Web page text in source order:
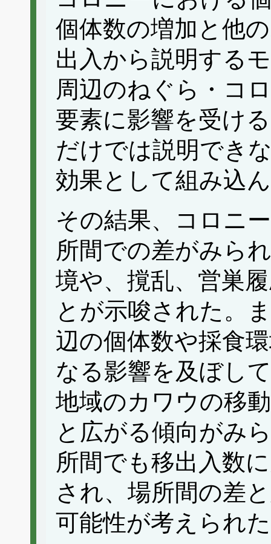
個体数の増加と他
出入から説明する
周辺のねぐら・コ
要素に影響を受け
だけでは説明でき
効果として組み込
その結果、コロニ
所間での差がみら
境や、撹乱、営巣
とが示唆された。
辺の個体数や採食
なる影響を及ぼし
地域のカワウの移
と広がる傾向がみ
所間でも移出入数
され、場所間の差
可能性が考えられ